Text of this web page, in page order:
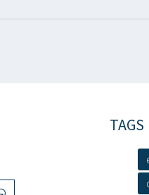
TAGS